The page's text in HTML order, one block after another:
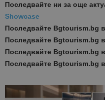
Последвайте ни за още
Showcase
Последвайте Bgtourism.bg
Последвайте Bgtourism.bg в
Последвайте Bgtourism.bg
Последвайте Bgtourism.bg в